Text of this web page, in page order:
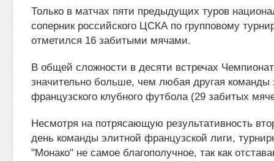
Только в матчах пяти предыдущих туров
соперник российского ЦСКА по групповому
отметился 16 забитыми мячами.
В общей сложности в десяти встречах
значительно больше, чем любая другая команды
французского клубного футбола (29 забитых
Несмотря на потрясающую результативность
день команды элитной французской лиги,
"Монако" не самое благополучное, так как